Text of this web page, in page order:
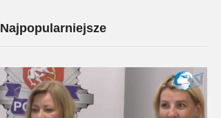
Najpopularniejsze